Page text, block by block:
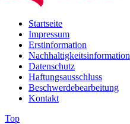
Startseite
Impressum
Erstinformation
Nachhaltigkeitsinformation
Datenschutz
Haftungsausschluss
Beschwerdebearbeitung
Kontakt
Top